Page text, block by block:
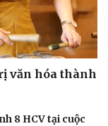
văn hóa thành
8 HCV tại cuộc